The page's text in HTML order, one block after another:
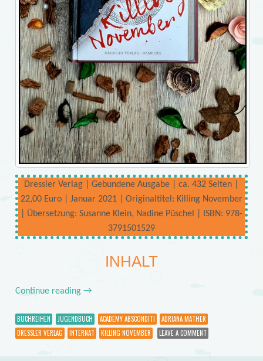
Dressler Verlag | Gebundene Ausgabe | ca. 432 Seiten |
22,00 Euro | Januar 2021 | Originaltitel: Killing November
| Übersetzung: Susanne Klein, Nadine Püschel | ISBN: 978-
3791501529
INHALT
Continue reading →
BUCHREIHEN JUGENDBUCH ACADEMY ABSCONDITI
ADRIANA MATHER
DRESSLER VERLAG
INTERNAT KILLING NOVEMBER LEAVE A COMMENT